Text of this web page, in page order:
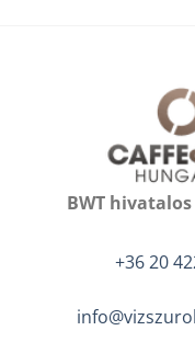
BWT
+36 20